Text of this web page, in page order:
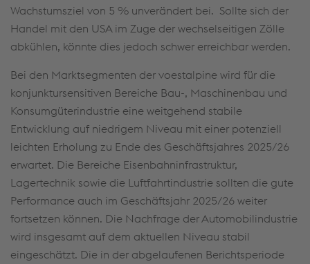
Wachstumsziel von 5 % unverändert bei. Sollte sich der
Handel mit den USA im Zuge der wechselseitigen Zölle
abkühlen, könnte dies jedoch schwer erreichbar werden.
Bei den Marktsegmenten der voestalpine wird für die
konjunktursensitiven Bereiche Bau-, Maschinenbau und
Konsumgüterindustrie eine weitgehend stabile
Entwicklung auf niedrigem Niveau mit einer potenziell
leichten Erholung zu Ende des Geschäftsjahres 2025/26
erwartet. Die Bereiche Eisenbahninfrastruktur,
Lagertechnik sowie die Luftfahrtindustrie sollten die gute
Performance auch im Geschäftsjahr 2025/26 weiter
fortsetzen können. Die Nachfrage der Automobilindustrie
wird insgesamt auf dem aktuellen Niveau stabil
eingeschätzt. Die in der abgelaufenen Berichtsperiode